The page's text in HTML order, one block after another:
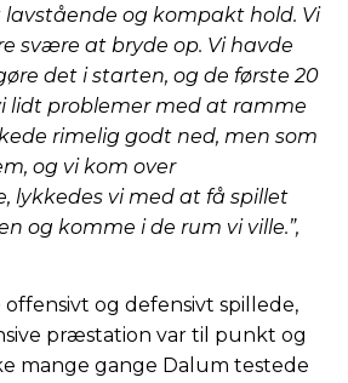
lavstående og kompakt hold. Vi
svære at bryde op. Vi havde
det i starten, og de første 20
lidt problemer med at ramme
rimelig godt ned, men som
og vi kom over
lykkedes vi med at få spillet
og komme i de rum vi ville.”,
og defensivt spillede,
præstation var til punkt og
mange gange Dalum testede